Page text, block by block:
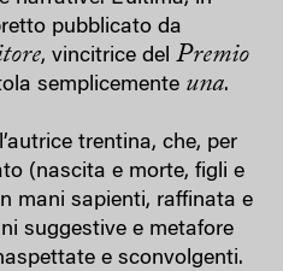
pubblicato da
, vincitrice del Premio
semplicemente una.
trentina, che, per
(nascita e morte, figli e
mani sapienti, raffinata e
suggestive e metafore
e sconvolgenti.